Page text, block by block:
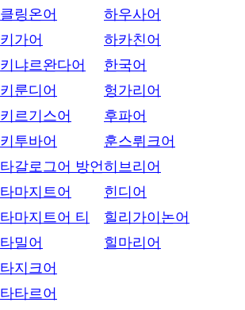
클링온어
키가어
키냐르완다어
키룬디어
키르기스어
키투바어
타갈로그어 방언
타마지트어
타마지트어 티
타밀어
타지크어
타타르어
하우사어
하카친어
한국어
헝가리어
후파어
훈스뤼크어
히브리어
힌디어
힐리가이논어
힐마리어